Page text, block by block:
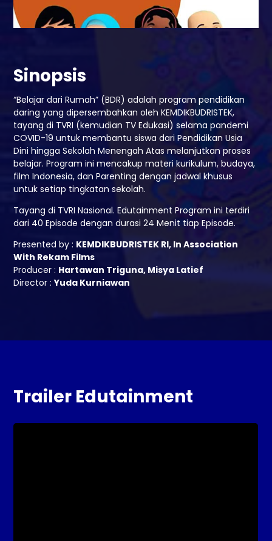
Sinopsis
“Belajar dari Rumah” (BDR) adalah program pendidikan
daring yang dipersembahkan oleh KEMDIKBUDRISTEK,
tayang di TVRI (kemudian TV Edukasi) selama pandemi
COVID-19 untuk membantu siswa dari Pendidikan Usia
Dini hingga Sekolah Menengah Atas melanjutkan proses
belajar. Program ini mencakup materi kurikulum, budaya,
film Indonesia, dan Parenting dengan jadwal khusus
untuk setiap tingkatan sekolah.
Tayang di TVRI Nasional. Edutainment Program ini terdiri
dari 40 Episode dengan durasi 24 Menit tiap Episode.
Presented by : KEMDIKBUDRISTEK RI, In Association
With Rekam Films
Producer : Hartawan Triguna, Misya Latief
Director :Yuda Kurniawan
Trailer Edutainment